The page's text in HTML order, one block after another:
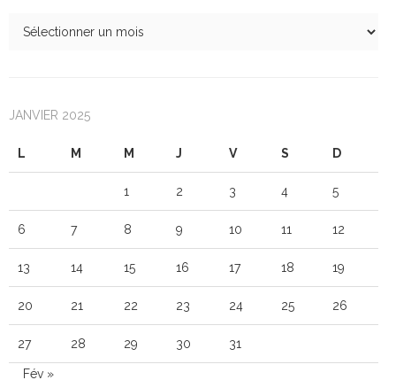
JANVIER 2025
L M M J V S D
1 2 3 4 5
6 7 8 9 10 11 12
13 14 15 16 17 18 19
20 21 22 23 24 25 26
27 28 29 30 31
Fév »